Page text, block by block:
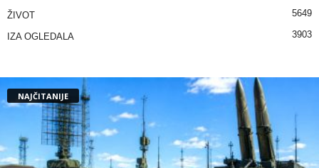
ŽIVOT 5649
IZA OGLEDALA 3903
NAJČITANIJE